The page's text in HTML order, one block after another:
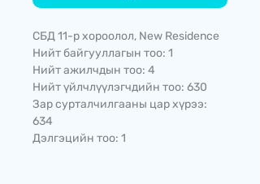
СБД 11-р хороолол, New Residence
Нийт байгууллагын тоо: 1
Нийт ажилчдын тоо: 4
Нийт үйлчлүүлэгчдийн тоо: 630
Зар сурталчилгааны цар хүрээ:
634
Дэлгэцийн тоо: 1